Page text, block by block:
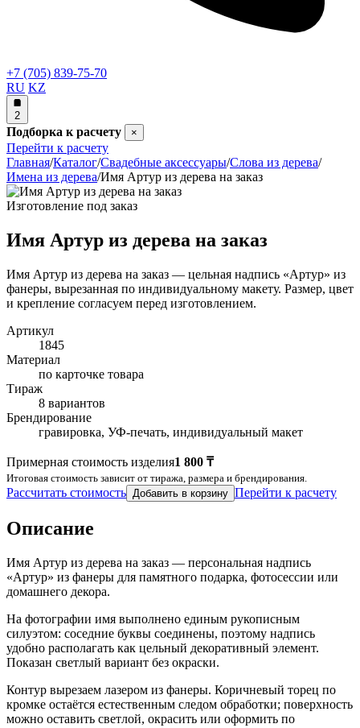
+7 (705) 839-75-70
RU KZ
2
Подборка к расчету ×
Перейти к расчету
Главная/Каталог/Свадебные аксессуары/Слова из дерева/
Имена из дерева/Имя Артур из дерева на заказ
Изготовление под заказ
Имя Артур из дерева на заказ
Имя Артур из дерева на заказ — цельная надпись «Артур» из
фанеры, вырезанная по индивидуальному макету. Размер, цвет
и крепление согласуем перед изготовлением.
Артикул
1845
Материал
по карточке товара
Тираж
8 вариантов
Брендирование
гравировка, УФ-печать, индивидуальный макет
Примерная стоимость изделия1 800 ₸
Итоговая стоимость зависит от тиража, размера и брендирования.
Рассчитать стоимость Добавить в корзину Перейти к расчету
Описание
Имя Артур из дерева на заказ — персональная надпись
«Артур» из фанеры для памятного подарка, фотосессии или
домашнего декора.
На фотографии имя выполнено единым рукописным
силуэтом: соседние буквы соединены, поэтому надпись
удобно располагать как цельный декоративный элемент.
Показан светлый вариант без окраски.
Контур вырезаем лазером из фанеры. Коричневый торец по
кромке остаётся естественным следом обработки; поверхность
можно оставить светлой, окрасить или оформить по